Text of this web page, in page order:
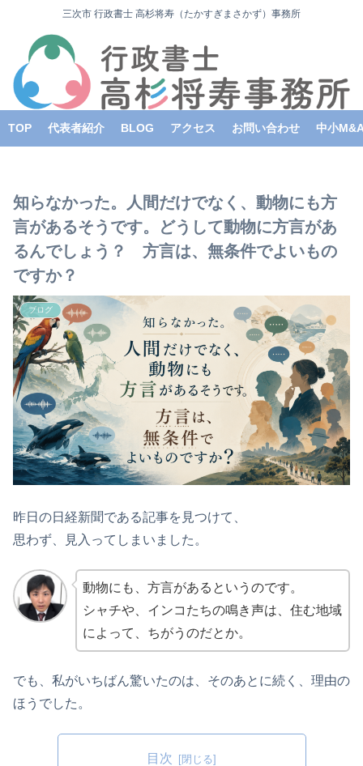
三次市 行政書士 高杉将寿（たかすぎまさかず）事務所
TOP 代表者紹介 BLOG アクセス お問い合わせ 中小
知らなかった。人間だけでなく、動物にも方
言があるそうです。どうして動物に方言があ
るんでしょう？ 方言は、無条件でよいもの
ですか？
ブログ
昨日の日経新聞である記事を見つけて、
思わず、見入ってしまいました。
動物にも、方言があるというのです。
シャチや、インコたちの鳴き声は、住む地域
によって、ちがうのだとか。
でも、私がいちばん驚いたのは、そのあとに続く、理由の
ほうでした。
目次